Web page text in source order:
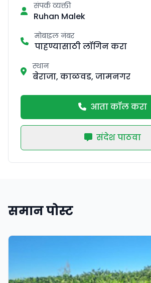
संपर्क व्यक्ती
Ruhan Malek
मोबाइल नंबर
पाहण्यासाठी लॉगिन करा
स्थान
बेराजा, काळवड, जामनगर
आता कॉल करा
संदेश पाठवा
समान पोस्ट